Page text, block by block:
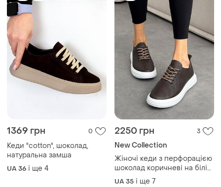
1369 грн 0
Кеди "cotton", шоколад,
натуральна замша
UA 36 і ще 4
2250 грн 3
New Collection
Жіночі кеди з перфорацією
шоколад коричневі на білій
підошві натуральна шкіра
UA 35 і ще 7